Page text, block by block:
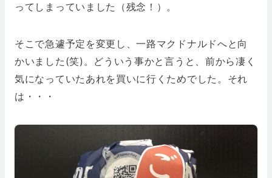
ってしまっていました（残念！）。
そこで急遽予定を変更し、一路マクドナルドへと向
かいました(笑)。どういう事かと言うと、前から凄く
気になっていたあれを買いに行くためでした。それ
は・・・